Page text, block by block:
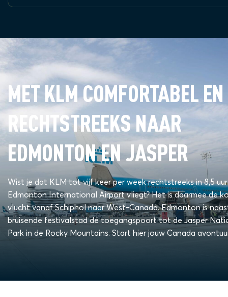
MET KLM COMFORTABEL EN
RECHTSTREEKS NAAR
EDMONTON EN JASPER
Wist je dat KLM tot vijf keer per week rechtstreeks in 8,5
Edmonton International Airport vliegt? Het is daarmee de
vlucht vanaf Schiphol naar West-Canada. Edmonton is
bruisende festivalstad dé toegangspoort tot de Jasper
Park in de Rocky Mountains. Start hier jouw Canada